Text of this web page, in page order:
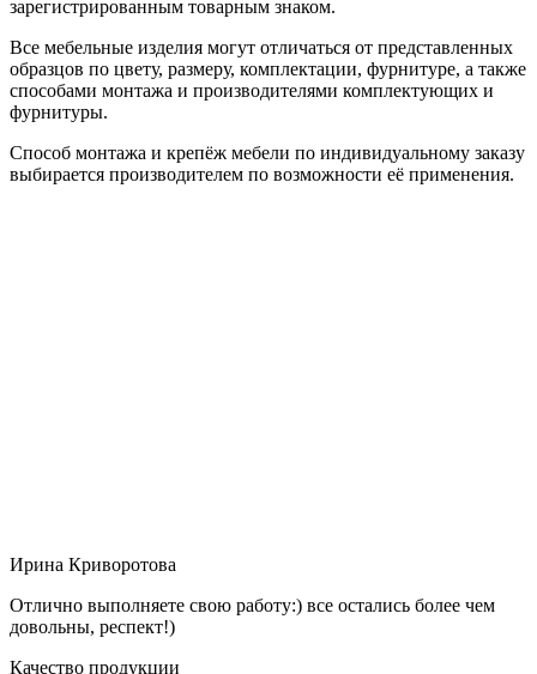
зарегистрированным товарным знаком.
Все мебельные изделия могут отличаться от представленных
образцов по цвету, размеру, комплектации, фурнитуре, а также
способами монтажа и производителями комплектующих и
фурнитуры.
Способ монтажа и крепёж мебели по индивидуальному заказу
выбирается производителем по возможности её применения.
Ирина Криворотова
Отлично выполняете свою работу:) все остались более чем
довольны, респект!)
Качество продукции